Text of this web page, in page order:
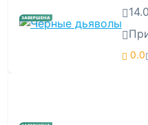
ЗАВЕРШЕНА
0.0